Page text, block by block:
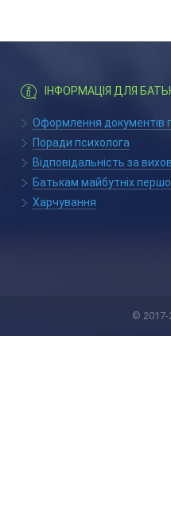
ІНФОРМАЦІЯ ДЛЯ
Оформлення документів
Поради психолога
Відповідальність за
Батькам майбутніх
Харчування
© 2017-